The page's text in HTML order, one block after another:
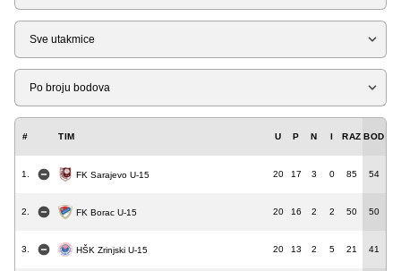
Tip
Liga
# TIM U P N I RAZ BOD
1. FK Sarajevo U-15 20 17 3 0 85 54
2. FK Borac U-15 20 16 2 2 50 50
3. HŠK Zrinjski U-15 20 13 2 5 21 41